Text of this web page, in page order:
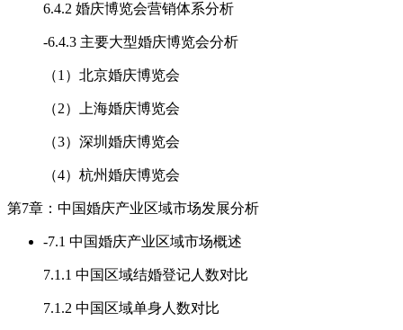
6.4.2 婚庆博览会营销体系分析
-6.4.3 主要大型婚庆博览会分析
（1）北京婚庆博览会
（2）上海婚庆博览会
（3）深圳婚庆博览会
（4）杭州婚庆博览会
第7章：中国婚庆产业区域市场发展分析
-7.1 中国婚庆产业区域市场概述
7.1.1 中国区域结婚登记人数对比
7.1.2 中国区域单身人数对比